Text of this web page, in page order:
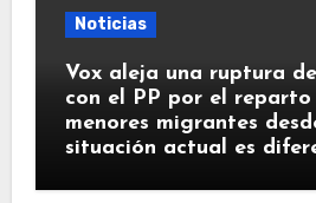
Noticias
Vox aleja una ruptura
con el PP por el reparto
menores migrantes
situación actual es